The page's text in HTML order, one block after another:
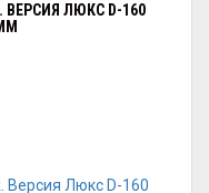
ЛЮКС D-160